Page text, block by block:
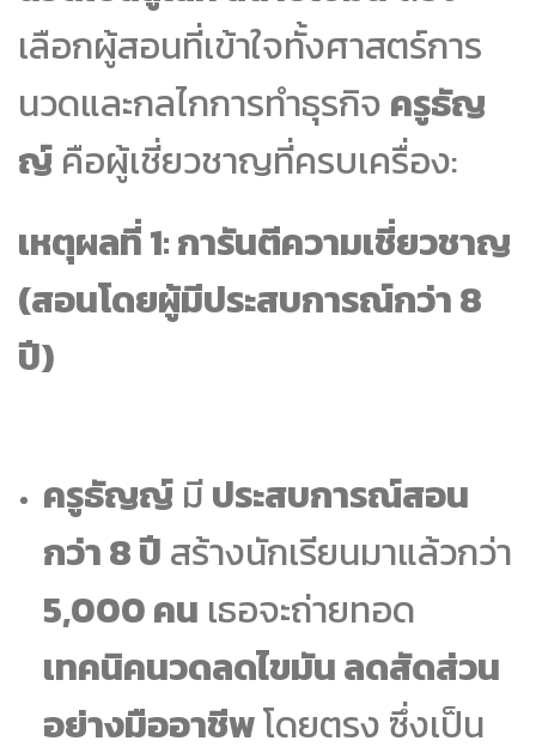
เลือกผู้สอนที่เข้าใจทั้งศาสตร์การ
นวดและกลไกการทำธุรกิจ ครูธัญ
ญ์ คือผู้เชี่ยวชาญที่ครบเครื่อง:
เหตุผลที่ 1: การันตีความเชี่ยวชาญ
(สอนโดยผู้มีประสบการณ์กว่า 8
ปี)
ครูธัญญ์มีประสบการณ์สอน
กว่า 8 ปี สร้างนักเรียนมาแล้วกว่า
5,000 คน เธอจะถ่ายทอด
เทคนิคนวดลดไขมัน ลดสัดส่วน
อย่างมืออาชีพโดยตรง ซึ่งเป็น